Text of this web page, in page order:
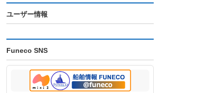
ユーザー情報
Funeco SNS